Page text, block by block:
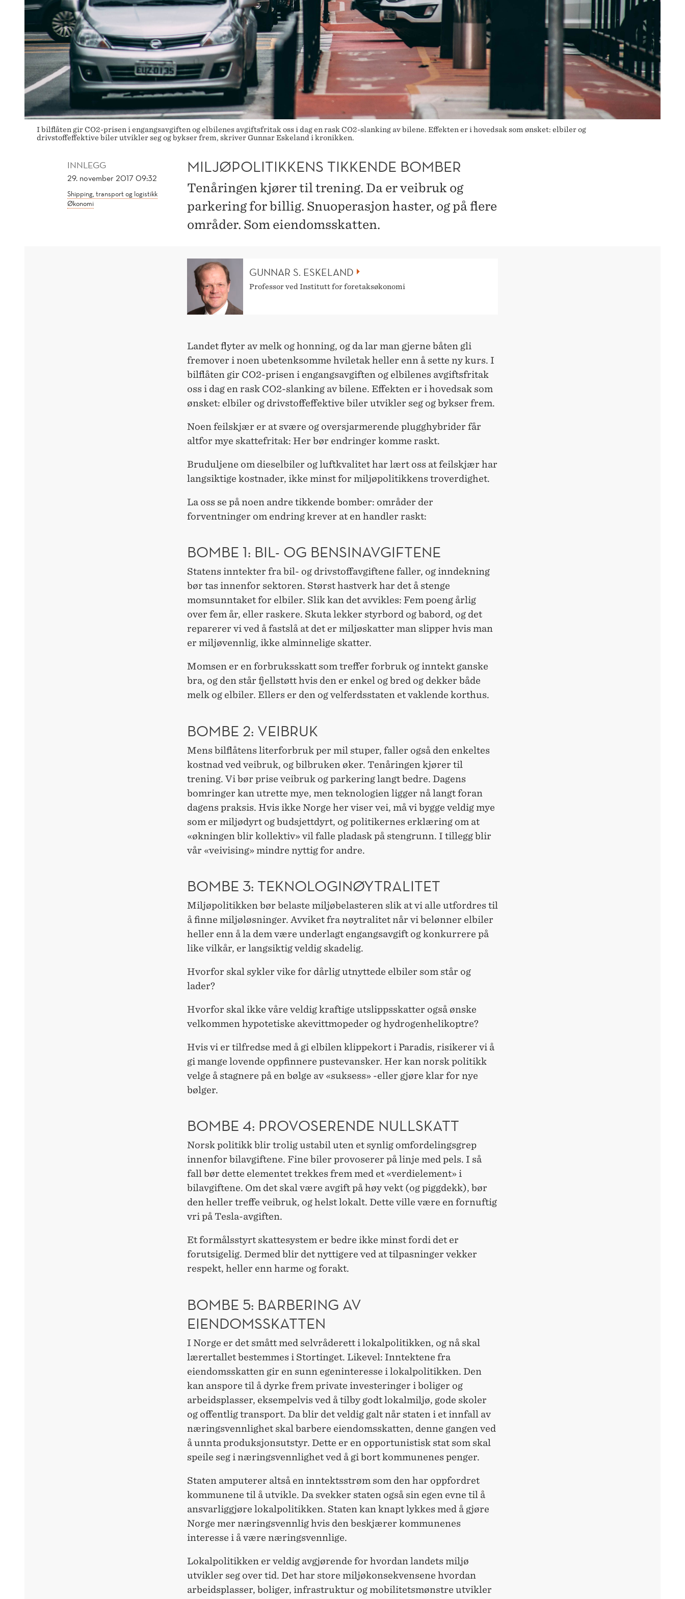
I bilflåten gir CO2-prisen i engangsavgiften og elbilenes avgiftsfritak oss i dag en rask CO2-slanking av bilene. Effekten er i hovedsak som ønsket: elbiler og
drivstoffeffektive biler utvikler seg og bykser frem, skriver Gunnar Eskeland i kronikken.
INNLEGG
29. november 2017 09:32
Shipping, transport og logistikk
Økonomi
MILJØPOLITIKKENS TIKKENDE BOMBER
Tenåringen kjører til trening. Da er veibruk og
parkering for billig. Snuoperasjon haster, og på flere
områder. Som eiendomsskatten.
GUNNAR S. ESKELAND
Professor ved Institutt for foretaksøkonomi
Landet flyter av melk og honning, og da lar man gjerne båten gli
fremover i noen ubetenksomme hviletak heller enn å sette ny kurs. I
bilflåten gir CO2-prisen i engangsavgiften og elbilenes avgiftsfritak
oss i dag en rask CO2-slanking av bilene. Effekten er i hovedsak som
ønsket: elbiler og drivstoffeffektive biler utvikler seg og bykser frem.
Noen feilskjær er at svære og oversjarmerende plugghybrider får
altfor mye skattefritak: Her bør endringer komme raskt.
Bruduljene om dieselbiler og luftkvalitet har lært oss at feilskjær har
langsiktige kostnader, ikke minst for miljøpolitikkens troverdighet.
La oss se på noen andre tikkende bomber: områder der
forventninger om endring krever at en handler raskt:
BOMBE 1: BIL- OG BENSINAVGIFTENE
Statens inntekter fra bil- og drivstoffavgiftene faller, og inndekning
bør tas innenfor sektoren. Størst hastverk har det å stenge
momsunntaket for elbiler. Slik kan det avvikles: Fem poeng årlig
over fem år, eller raskere. Skuta lekker styrbord og babord, og det
reparerer vi ved å fastslå at det er miljøskatter man slipper hvis man
er miljøvennlig, ikke alminnelige skatter.
Momsen er en forbruksskatt som treffer forbruk og inntekt ganske
bra, og den står fjellstøtt hvis den er enkel og bred og dekker både
melk og elbiler. Ellers er den og velferdsstaten et vaklende korthus.
BOMBE 2: VEIBRUK
Mens bilflåtens literforbruk per mil stuper, faller også den enkeltes
kostnad ved veibruk, og bilbruken øker. Tenåringen kjører til
trening. Vi bør prise veibruk og parkering langt bedre. Dagens
bomringer kan utrette mye, men teknologien ligger nå langt foran
dagens praksis. Hvis ikke Norge her viser vei, må vi bygge veldig mye
som er miljødyrt og budsjettdyrt, og politikernes erklæring om at
«økningen blir kollektiv» vil falle pladask på stengrunn. I tillegg blir
vår «veivising» mindre nyttig for andre.
BOMBE 3: TEKNOLOGINØYTRALITET
Miljøpolitikken bør belaste miljøbelasteren slik at vi alle utfordres til
å finne miljøløsninger. Avviket fra nøytralitet når vi belønner elbiler
heller enn å la dem være underlagt engangsavgift og konkurrere på
like vilkår, er langsiktig veldig skadelig.
Hvorfor skal sykler vike for dårlig utnyttede elbiler som står og
lader?
Hvorfor skal ikke våre veldig kraftige utslippsskatter også ønske
velkommen hypotetiske akevittmopeder og hydrogenhelikoptre?
Hvis vi er tilfredse med å gi elbilen klippekort i Paradis, risikerer vi å
gi mange lovende oppfinnere pustevansker. Her kan norsk politikk
velge å stagnere på en bølge av «suksess» -eller gjøre klar for nye
bølger.
BOMBE 4: PROVOSERENDE NULLSKATT
Norsk politikk blir trolig ustabil uten et synlig omfordelingsgrep
innenfor bilavgiftene. Fine biler provoserer på linje med pels. I så
fall bør dette elementet trekkes frem med et «verdielement» i
bilavgiftene. Om det skal være avgift på høy vekt (og piggdekk), bør
den heller treffe veibruk, og helst lokalt. Dette ville være en fornuftig
vri på Tesla-avgiften.
Et formålsstyrt skattesystem er bedre ikke minst fordi det er
forutsigelig. Dermed blir det nyttigere ved at tilpasninger vekker
respekt, heller enn harme og forakt.
BOMBE 5: BARBERING AV
EIENDOMSSKATTEN
I Norge er det smått med selvråderett i lokalpolitikken, og nå skal
lærertallet bestemmes i Stortinget. Likevel: Inntektene fra
eiendomsskatten gir en sunn egeninteresse i lokalpolitikken. Den
kan anspore til å dyrke frem private investeringer i boliger og
arbeidsplasser, eksempelvis ved å tilby godt lokalmiljø, gode skoler
og offentlig transport. Da blir det veldig galt når staten i et innfall av
næringsvennlighet skal barbere eiendomsskatten, denne gangen ved
å unnta produksjonsutstyr. Dette er en opportunistisk stat som skal
speile seg i næringsvennlighet ved å gi bort kommunenes penger.
Staten amputerer altså en inntektsstrøm som den har oppfordret
kommunene til å utvikle. Da svekker staten også sin egen evne til å
ansvarliggjøre lokalpolitikken. Staten kan knapt lykkes med å gjøre
Norge mer næringsvennlig hvis den beskjærer kommunenes
interesse i å være næringsvennlige.
Lokalpolitikken er veldig avgjørende for hvordan landets miljø
utvikler seg over tid. Det har store miljøkonsekvensene hvordan
arbeidsplasser, boliger, infrastruktur og mobilitetsmønstre utvikler